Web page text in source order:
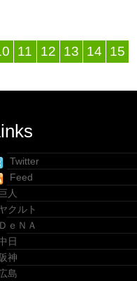
11 12 13 14 15
Twitter
Feed
巨人
クルト
ＤｅＮＡ
日
阪神
島